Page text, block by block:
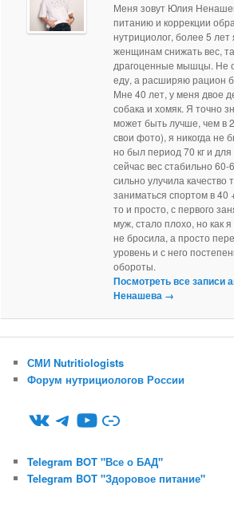
Меня зовут Юлия
питанию и коррекции
нутрициолог, более 5
женщинам снижать вес,
драгоценные мышцы. Не
еду, а расширяю рацион
Мне 40 лет, у меня двое
собака и хомяк. Я точно
может быть лучше, чем в
свои фото), я никогда не
но был период 70 кг и
сейчас вес стабильно 60-
сильно улучила качество
заниматься спортом в 40
то и просто, с первого
муж, стало плохо, но как я
не бросила, а просто
уровень и с него
обороты.
Посмотреть все записи
Ненашева →
СМИ Nutritiologists
Форум нутрициологов России
ВКонтакте
Telegram
YouTube
Ссылка
Telegram BOT "Все о БАД"
Telegram BOT "Здоровое питание"